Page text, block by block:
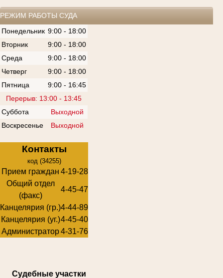
РЕЖИМ РАБОТЫ СУДА
Понедельник 9:00 - 18:00
Вторник
9:00 - 18:00
Среда
9:00 - 18:00
Четверг
9:00 - 18:00
Пятница
9:00 - 16:45
Перерыв: 13:00 - 13:45
Суббота
Выходной
Воскресенье
Выходной
Контакты
код (34255)
Прием граждан 4-19-28
Общий отдел
(факс)
4-45-47
Канцелярия (гр.)4-44-89
Канцелярия (уг.)4-45-40
Администратор4-31-76
Судебные участки